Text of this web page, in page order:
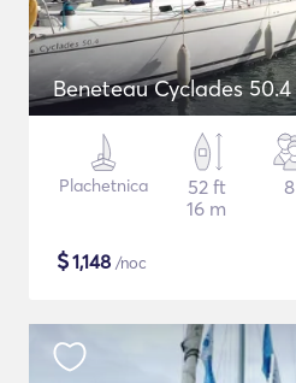
Beneteau Cyclades 50.4
Plachetnica
52 ft
16 m
8
$1,148 /noc